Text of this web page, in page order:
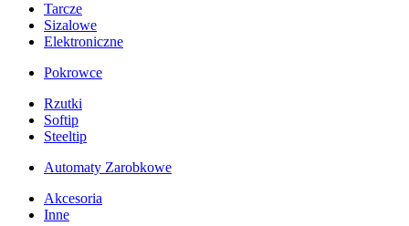
Tarcze
Sizalowe
Elektroniczne
Pokrowce
Rzutki
Softip
Steeltip
Automaty Zarobkowe
Akcesoria
Inne